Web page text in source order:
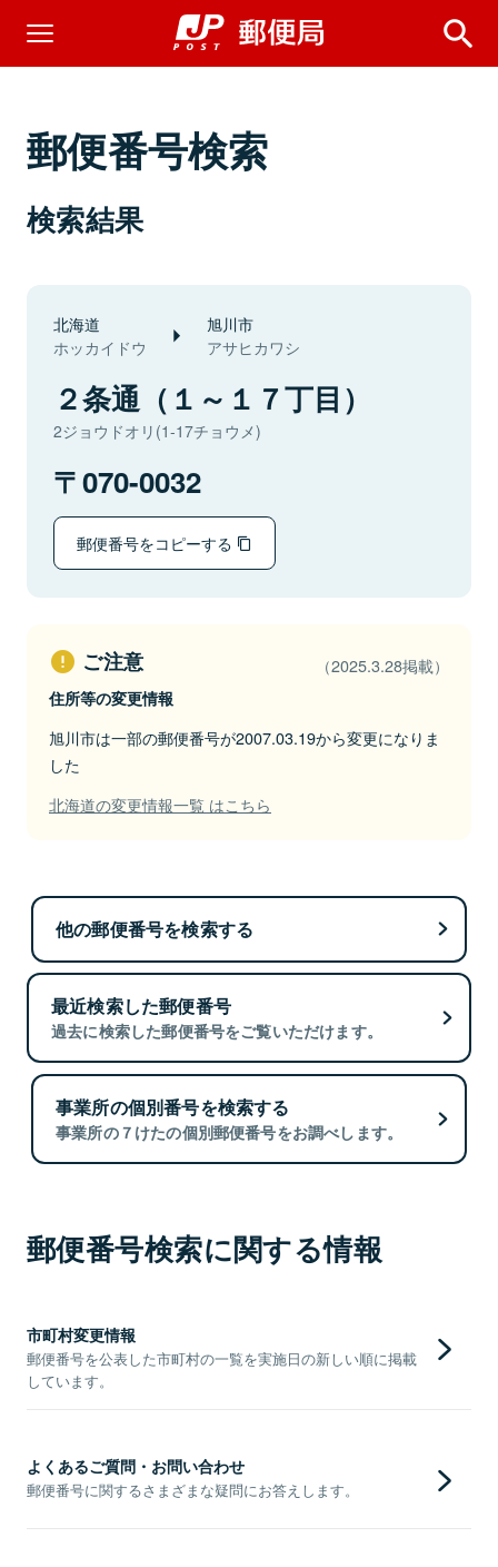
郵便番号検索
検索結果
北海道
ホッカイドウ
旭川市
アサヒカワシ
２条通（１～１７丁目）
2ジョウドオリ(1-17チョウメ)
070-0032
郵便番号をコピーする
ご注意 （2025.3.28掲載）
住所等の変更情報
旭川市は一部の郵便番号が2007.03.19から変更になりま
した
北海道の変更情報一覧 はこちら
他の郵便番号を検索する
最近検索した郵便番号
過去に検索した郵便番号をご覧いただけます。
事業所の個別番号を検索する
事業所の７けたの個別郵便番号をお調べします。
郵便番号検索に関する情報
市町村変更情報
郵便番号を公表した市町村の一覧を実施日の新しい順に掲載
しています。
よくあるご質問・お問い合わせ
郵便番号に関するさまざまな疑問にお答えします。